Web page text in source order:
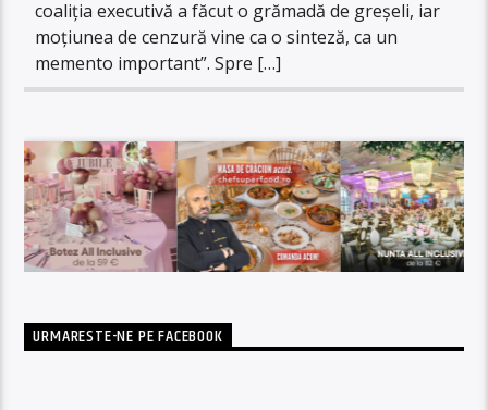
coaliția executivă a făcut o grămadă de greșeli, iar
moțiunea de cenzură vine ca o sinteză, ca un
memento important”. Spre […]
URMARESTE-NE PE FACEBOOK